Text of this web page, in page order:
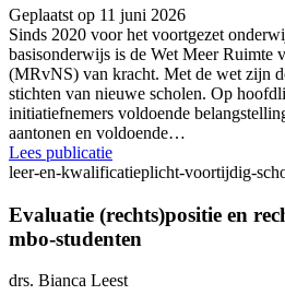
Geplaatst op 11 juni 2026
Sinds 2020 voor het voortgezet
basisonderwijs is de Wet Meer Ruimte
(MRvNS) van kracht. Met de wet zijn
stichten van nieuwe scholen. Op
initiatiefnemers voldoende
aantonen en voldoende…
Lees publicatie
leer-en-kwalificatieplicht-voortijdig-
Evaluatie (rechts)positie en
mbo-studenten
drs. Bianca Leest